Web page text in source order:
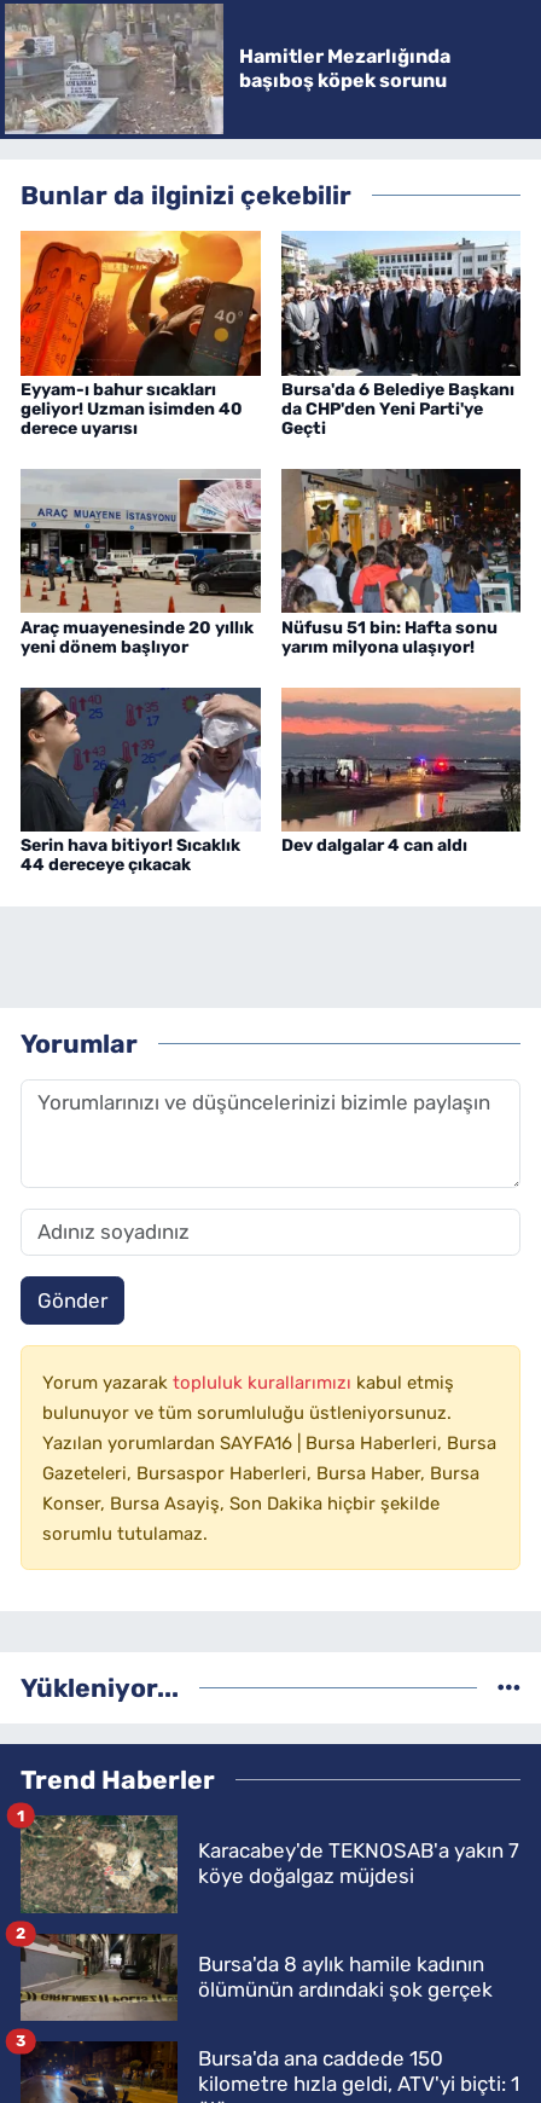
Hamitler Mezarlığında
başıboş köpek sorunu
Bunlar da ilginizi çekebilir
Eyyam-ı bahur sıcakları
geliyor! Uzman isimden 40
derece uyarısı
Bursa'da 6 Belediye Başkanı
da CHP'den Yeni Parti'ye
Geçti
Araç muayenesinde 20 yıllık
yeni dönem başlıyor
Nüfusu 51 bin: Hafta sonu
yarım milyona ulaşıyor!
Serin hava bitiyor! Sıcaklık
44 dereceye çıkacak
Dev dalgalar 4 can aldı
Yorumlar
Gönder
Yorum yazarak topluluk kurallarımızı kabul etmiş
bulunuyor ve tüm sorumluluğu üstleniyorsunuz.
Yazılan yorumlardan SAYFA16 | Bursa Haberleri, Bursa
Gazeteleri, Bursaspor Haberleri, Bursa Haber, Bursa
Konser, Bursa Asayiş, Son Dakika hiçbir şekilde
sorumlu tutulamaz.
Yükleniyor...
Trend Haberler
Karacabey'de TEKNOSAB'a yakın 7
köye doğalgaz müjdesi
1
Bursa'da 8 aylık hamile kadının
ölümünün ardındaki şok gerçek
2
Bursa'da ana caddede 150
kilometre hızla geldi, ATV'yi biçti: 1
3